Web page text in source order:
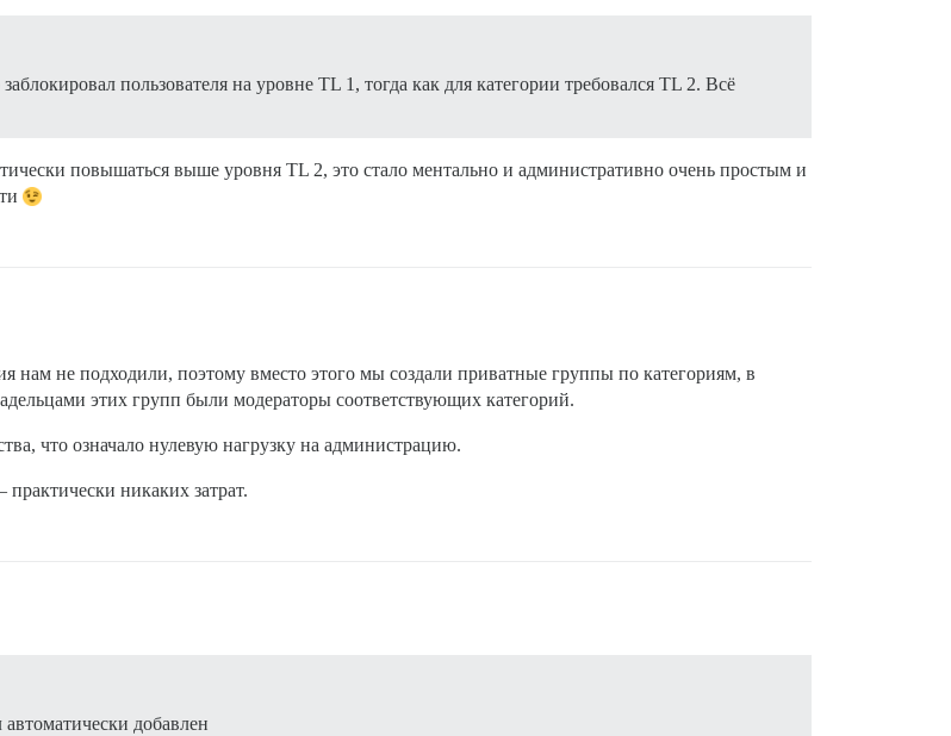
пользователя на уровне TL 1, тогда как для категории требовался TL 2. Всё
повышаться выше уровня TL 2, это стало ментально и административно очень простым и
нам не подходили, поэтому вместо этого мы создали приватные группы по категориям, в
этих групп были модераторы соответствующих категорий.
что означало нулевую нагрузку на администрацию.
никаких затрат.
добавлен